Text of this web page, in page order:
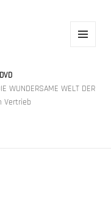
WUNDERSAME WELT DER
Vertrieb